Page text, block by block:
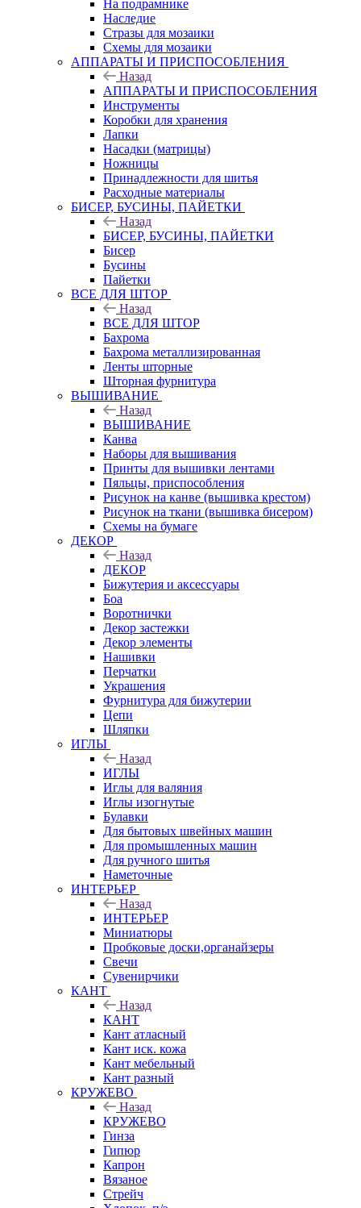
На подрамнике
Наследие
Стразы для мозаики
Схемы для мозаики
АППАРАТЫ И ПРИСПОСОБЛЕНИЯ
Назад
АППАРАТЫ И ПРИСПОСОБЛЕНИЯ
Инструменты
Коробки для хранения
Лапки
Насадки (матрицы)
Ножницы
Принадлежности для шитья
Расходные материалы
БИСЕР, БУСИНЫ, ПАЙЕТКИ
Назад
БИСЕР, БУСИНЫ, ПАЙЕТКИ
Бисер
Бусины
Пайетки
ВСЕ ДЛЯ ШТОР
Назад
ВСЕ ДЛЯ ШТОР
Бахрома
Бахрома металлизированная
Ленты шторные
Шторная фурнитура
ВЫШИВАНИЕ
Назад
ВЫШИВАНИЕ
Канва
Наборы для вышивания
Принты для вышивки лентами
Пяльцы, приспособления
Рисунок на канве (вышивка крестом)
Рисунок на ткани (вышивка бисером)
Схемы на бумаге
ДЕКОР
Назад
ДЕКОР
Бижутерия и аксессуары
Боа
Воротнички
Декор застежки
Декор элементы
Нашивки
Перчатки
Украшения
Фурнитура для бижутерии
Цепи
Шляпки
ИГЛЫ
Назад
ИГЛЫ
Иглы для валяния
Иглы изогнутые
Булавки
Для бытовых швейных машин
Для промышленных машин
Для ручного шитья
Наметочные
ИНТЕРЬЕР
Назад
ИНТЕРЬЕР
Миниатюры
Пробковые доски,органайзеры
Свечи
Сувенирчики
КАНТ
Назад
КАНТ
Кант атласный
Кант иск. кожа
Кант мебельный
Кант разный
КРУЖЕВО
Назад
КРУЖЕВО
Гинза
Гипюр
Капрон
Вязаное
Стрейч